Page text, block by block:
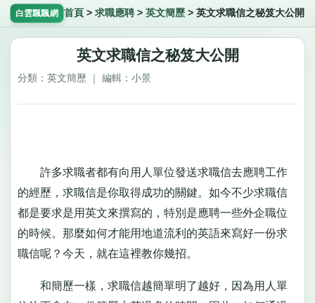
白雲飄飄網 首頁 > 求職應聘> 英文簡歷> 英文求職信之秘笈大公開
英文求職信之秘笈大公開
分類：英文簡歷 ｜ 編輯：小景
許多求職者都有向用人單位發送求職信去應聘工作
的經歷，求職信是你取得成功的關鍵。如今不少求職信
都是要求是用英文來撰寫的，特別是應聘一些外企職位
的時候。那麼如何才能用地道流利的英語來寫好一份求
職信呢？今天，就在這裡教你幾招。
和簡歷一樣，求職信越簡單明了越好，因為用人單